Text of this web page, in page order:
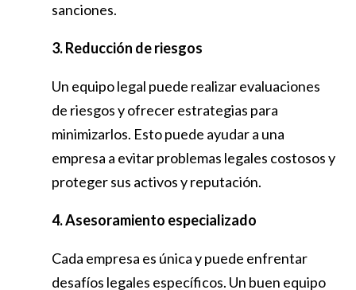
sanciones.
3. Reducción de riesgos
Un equipo legal puede realizar evaluaciones
de riesgos y ofrecer estrategias para
minimizarlos. Esto puede ayudar a una
empresa a evitar problemas legales costosos y
proteger sus activos y reputación.
4. Asesoramiento especializado
Cada empresa es única y puede enfrentar
desafíos legales específicos. Un buen equipo